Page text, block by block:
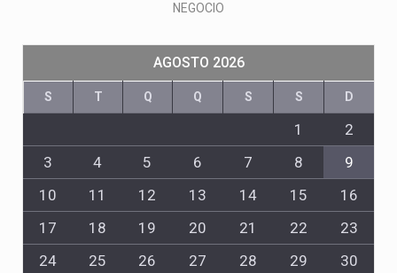
NEGOCIO
AGOSTO 2026
S T Q Q S S D
1
2
3
4 5 6 7 8
9
10
11 12 13 14 15
16
17
18 19 20 21 22
23
24
25 26 27 28 29
30